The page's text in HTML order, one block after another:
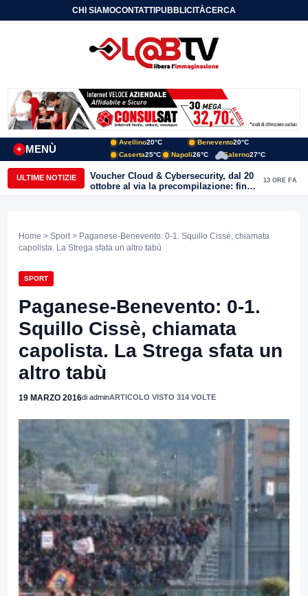
CHI SIAMOCONTATTIPUBBLICITÀCERCA
MENÙ
+
Avellino20°C Benevento20°C
Caserta25°C Napoli26°C Salerno27°C
ULTIME NOTIZIE
Voucher Cloud & Cybersecurity, dal 20
ottobre al via la precompilazione: fino
a 20mila euro a fondo perduto per
13 ORE FA
Home > Sport > Paganese-Benevento: 0-1. Squillo Cissè, chiamata
capolista. La Strega sfata un altro tabù
SPORT
Paganese-Benevento: 0-1.
Squillo Cissè, chiamata
capolista. La Strega sfata un
altro tabù
19 MARZO 2016di adminARTICOLO VISTO 314 VOLTE